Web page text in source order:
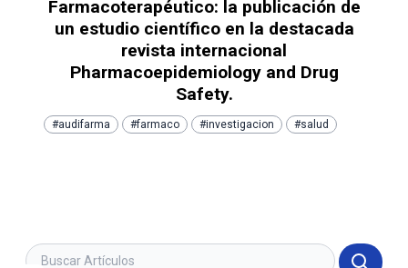
Farmacoterapéutico: la publicación de
un estudio científico en la destacada
revista internacional
Pharmacoepidemiology and Drug
Safety.
#audifarma #farmaco #investigacion #salud